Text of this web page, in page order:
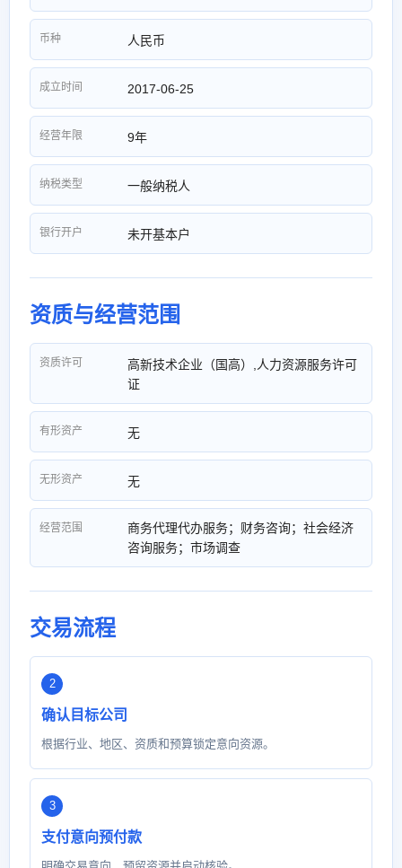
币种 人民币
成立时间 2017-06-25
经营年限 9年
纳税类型 一般纳税人
银行开户 未开基本户
资质与经营范围
资质许可
高新技术企业（国高）,人力资源服务许可
证
有形资产 无
无形资产 无
经营范围
商务代理代办服务；财务咨询；社会经济
咨询服务；市场调查
交易流程
确认目标公司
根据行业、地区、资质和预算锁定意向资源。
支付意向预付款